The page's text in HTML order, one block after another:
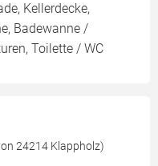
Kellerdecke,
Badewanne /
Toilette / WC
24214 Klappholz)